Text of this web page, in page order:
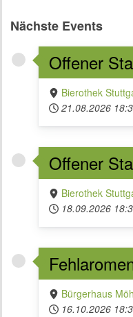
Nächste Events
Offener
Bierothek
21.08.2026
Offener
Bierothek
18.09.2026
Bürgerhaus
16.10.2026